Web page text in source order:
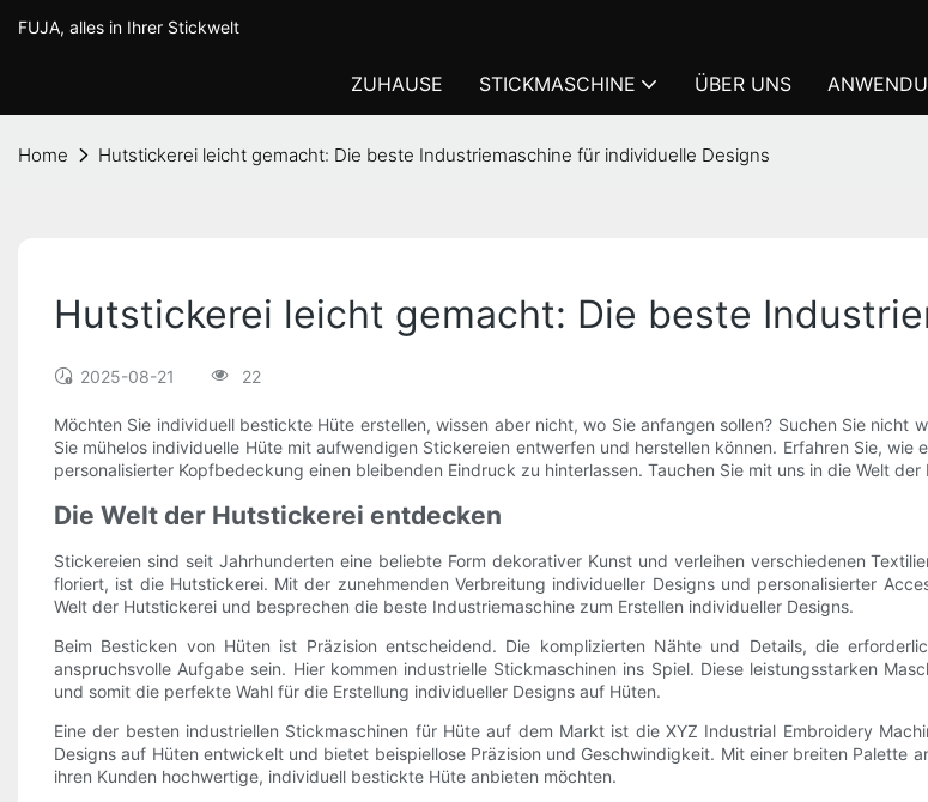
FUJA, alles in Ihrer Stickwelt
ZUHAUSE STICKMASCHINE ÜBER UNS
Home Hutstickerei leicht gemacht: Die beste Industriemaschine für individuelle Designs
Hutstickerei leicht gemacht: Die beste
2025-08-21 22
Möchten Sie individuell bestickte Hüte erstellen, wissen aber nicht, wo Sie anfangen sollen? Suchen Sie
Sie mühelos individuelle Hüte mit aufwendigen Stickereien entwerfen und herstellen können. Erfahren Sie,
personalisierter Kopfbedeckung einen bleibenden Eindruck zu hinterlassen. Tauchen Sie mit uns in die Welt
Die Welt der Hutstickerei entdecken
Stickereien sind seit Jahrhunderten eine beliebte Form dekorativer Kunst und verleihen verschiedenen
floriert, ist die Hutstickerei. Mit der zunehmenden Verbreitung individueller Designs und personalisierter
Welt der Hutstickerei und besprechen die beste Industriemaschine zum Erstellen individueller Designs.
Beim Besticken von Hüten ist Präzision entscheidend. Die komplizierten Nähte und Details, die
anspruchsvolle Aufgabe sein. Hier kommen industrielle Stickmaschinen ins Spiel. Diese leistungsstarken
und somit die perfekte Wahl für die Erstellung individueller Designs auf Hüten.
Eine der besten industriellen Stickmaschinen für Hüte auf dem Markt ist die XYZ Industrial Embroidery
Designs auf Hüten entwickelt und bietet beispiellose Präzision und Geschwindigkeit. Mit einer breiten Palette
ihren Kunden hochwertige, individuell bestickte Hüte anbieten möchten.